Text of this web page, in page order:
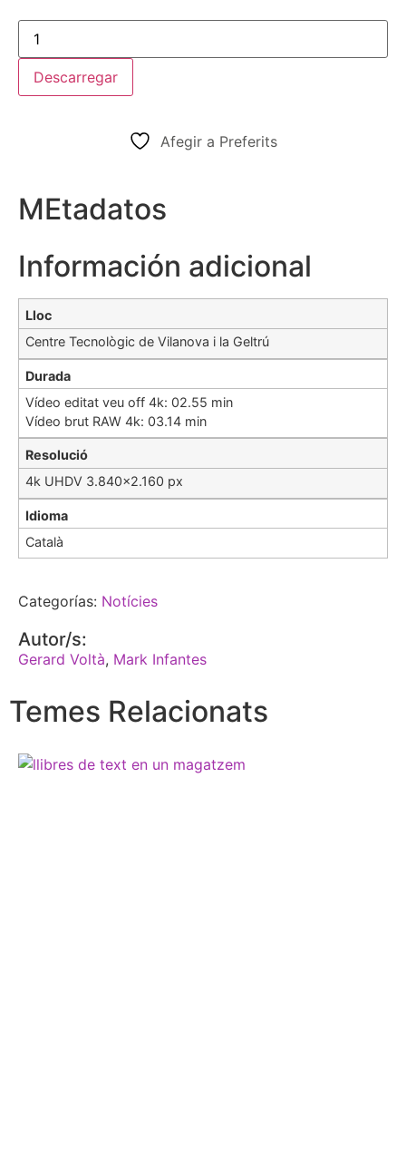
Descarregar
Afegir a Preferits
MEtadatos
Información adicional
Lloc
Centre Tecnològic de Vilanova i la Geltrú
Durada
Vídeo editat veu off 4k: 02.55 min
Vídeo brut RAW 4k: 03.14 min
Resolució
4k UHDV 3.840×2.160 px
Idioma
Català
Categorías: Notícies
Autor/s:
Gerard Voltà, Mark Infantes
Temes Relacionats